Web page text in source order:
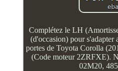
Complétez le LH
(d'occasion) pour s'adapter
portes de Toyota Corolla
(Code moteur 2ZRFXE).
02M20,